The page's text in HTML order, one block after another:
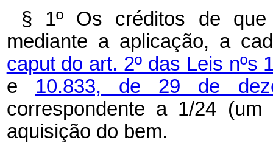
§ 1º Os créditos de que
mediante a aplicação, a
caput do art. 2º das Leis nºs
e 10.833, de 29 de
correspondente a 1/24
aquisição do bem.